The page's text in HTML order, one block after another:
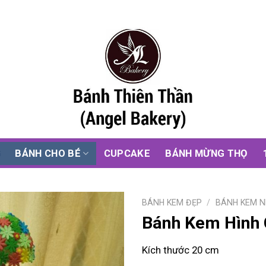
BÁNH CHO BÉ CUPCAKE BÁNH MỪNG THỌ
BÁNH KEM ĐẸP / BÁNH KEM
Bánh Kem Hình
Kích thước 20 cm